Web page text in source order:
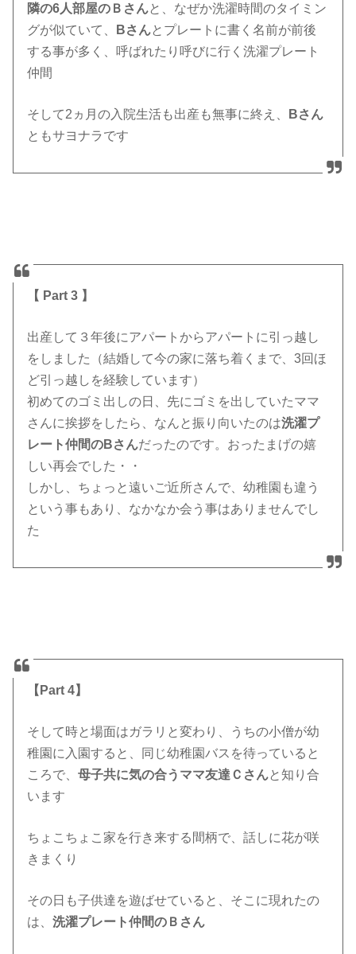
隣の6人部屋のＢさんと、なぜか洗濯時間のタイミン
グが似ていて、
Bさんとプレートに書く名前が前後
する事が多く、呼ばれたり呼びに行く洗濯プレート
仲間
そして2ヵ月の入院生活も出産も無事に終え、
Bさん
ともサヨナラです
【 Part 3 】
出産して３年後にアパートからアパートに引っ越し
をしました（結婚して今の家に落ち着くまで、3回ほ
ど引っ越しを経験しています）
初めてのゴミ出しの日、先にゴミを出していたママ
さんに挨拶をしたら、なんと振り向いたのは洗濯プ
レート仲間のBさんだったのです。おったまげの嬉
しい再会でした・・
しかし、ちょっと遠いご近所さんで、幼稚園も違う
という事もあり、なかなか会う事はありませんでし
た
【Part 4】
そして時と場面はガラリと変わり、うちの小僧が幼
稚園に入園すると、同じ幼稚園バスを待っていると
ころで、母子共に気の合うママ友達Ｃさんと知り合
います
ちょこちょこ家を行き来する間柄で、話しに花が咲
きまくり
その日も子供達を遊ばせていると、そこに現れたの
は、洗濯プレート仲間のＢさん